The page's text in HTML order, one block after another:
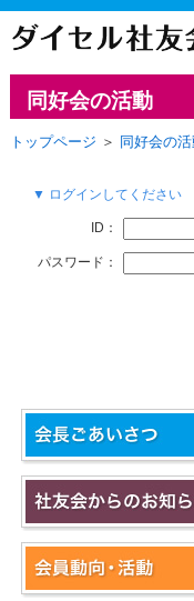
同好会の活動
トップページ ＞ 同好会の
▼ ログインしてください
ID：
パスワード：